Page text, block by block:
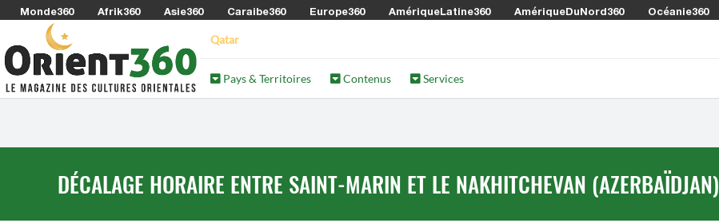
Monde360 Afrik360 Asie360 Caraibe360 Europe360 AmériqueLatine360 AmériqueDuNord360 Océanie360
Qatar
Pays & Territoires Contenus Services
DÉCALAGE HORAIRE ENTRE SAINT-MARIN ET LE NAKHITCHEVAN (AZERBAÏDJAN)